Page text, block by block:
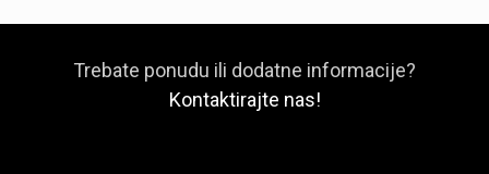
Trebate ponudu ili dodatne informacije?
Kontaktirajte nas!